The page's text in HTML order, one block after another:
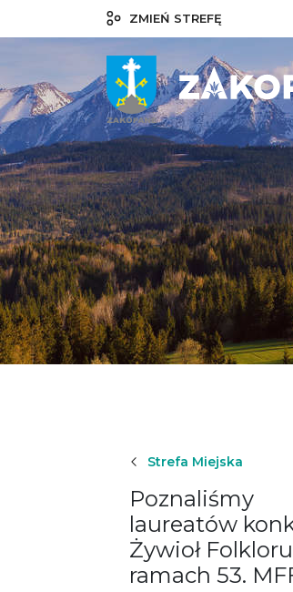
ZMIEŃ STREFĘ
Strefa Miejska
Poznaliśmy
laureatów
Żywioł
ramach 53.